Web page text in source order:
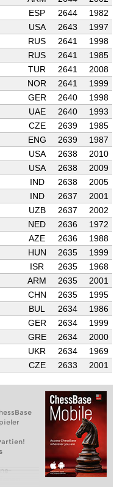
ESP 2644
1982
USA 2643
1997
RUS 2641
1998
RUS 2641
1985
TUR 2641
2008
NOR 2641
1999
GER 2640
1998
UAE 2640
1993
CZE 2639
1985
ENG 2639
1987
USA 2638
2010
USA 2638
2009
IND 2638
2005
IND 2637
2001
UZB 2637
2002
NED 2636
1972
AZE 2636
1988
HUN 2635
1999
ISR 2635
1968
ARM 2635
2001
CHN 2635
1995
BUL 2634
1986
GER 2634
1999
GRE 2634
2000
UKR 2634
1969
CZE 2633 2001